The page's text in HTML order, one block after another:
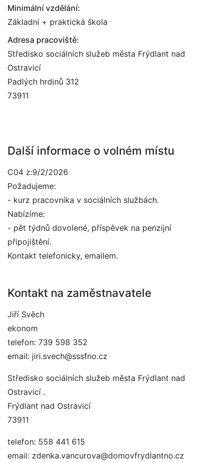
Minimální vzdělání:
Základní + praktická škola
Adresa pracoviště:
Středisko sociálních služeb města Frýdlant nad
Ostravicí
Padlých hrdinů 312
73911
Další informace o volném místu
C04 z:9/2/2026
Požadujeme:
- kurz pracovníka v sociálních službách.
Nabízíme:
- pět týdnů dovolené, příspěvek na penzijní
připojištění.
Kontakt telefonicky, emailem.
Kontakt na zaměstnavatele
Jiří Svěch
ekonom
telefon: 739 598 352
email: jiri.svech@sssfno.cz
Středisko sociálních služeb města Frýdlant nad
Ostravicí .
Frýdlant nad Ostravicí
73911
telefon: 558 441 615
email: zdenka.vancurova@domovfrydlantno.cz